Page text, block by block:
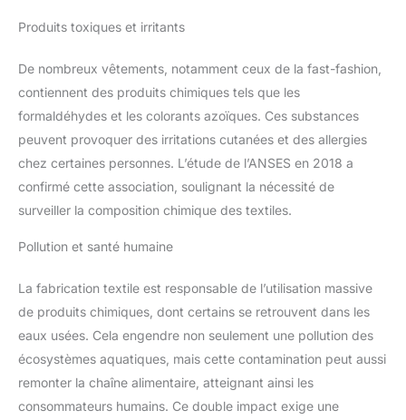
Produits toxiques et irritants
De nombreux vêtements, notamment ceux de la fast-fashion,
contiennent des produits chimiques tels que les
formaldéhydes et les colorants azoïques. Ces substances
peuvent provoquer des irritations cutanées et des allergies
chez certaines personnes. L’étude de l’ANSES en 2018 a
confirmé cette association, soulignant la nécessité de
surveiller la composition chimique des textiles.
Pollution et santé humaine
La fabrication textile est responsable de l’utilisation massive
de produits chimiques, dont certains se retrouvent dans les
eaux usées. Cela engendre non seulement une pollution des
écosystèmes aquatiques, mais cette contamination peut aussi
remonter la chaîne alimentaire, atteignant ainsi les
consommateurs humains. Ce double impact exige une